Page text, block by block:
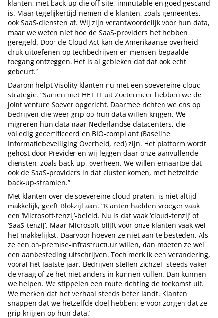
klanten, met back-up die off-site, immutable en goed gescand
is. Maar tegelijkertijd nemen die klanten, zoals gemeentes,
ook SaaS-diensten af. Wij zijn verantwoordelijk voor hun data,
maar we weten niet hoe de SaaS-providers het hebben
geregeld. Door de Cloud Act kan de Amerikaanse overheid
druk uitoefenen op techbedrijven en mensen bepaalde
toegang ontzeggen. Het is al gebleken dat dat ook echt
gebeurt.”
Daarom helpt Visolity klanten nu met een soevereine-cloud
strategie. “Samen met HET IT uit Zoetermeer hebben we de
joint venture Soever opgericht. Daarmee richten we ons op
bedrijven die weer grip op hun data willen krijgen. We
migreren hun data naar Nederlandse datacenters, die
volledig gecertificeerd en BIO-compliant (Baseline
Informatiebeveiliging Overheid, red) zijn. Het platform wordt
gehost door Previder en wij leggen daar onze aanvullende
diensten, zoals back-up, overheen. We willen ernaartoe dat
ook de SaaS-providers in dat cluster komen, met hetzelfde
back-up-stramien.”
Met klanten over de soevereine cloud praten, is niet altijd
makkelijk, geeft Blokzijl aan. “Klanten hadden vroeger vaak
een ‘Microsoft-tenzij’-beleid. Nu is dat vaak ‘cloud-tenzij’ of
‘SaaS-tenzij’. Maar Microsoft blijft voor onze klanten vaak wel
het makkelijkst. Daarvoor hoeven ze niet aan te besteden. Als
ze een on-premise-infrastructuur willen, dan moeten ze wel
een aanbesteding uitschrijven. Toch merk ik een verandering,
vooral het laatste jaar. Bedrijven stellen zichzelf steeds vaker
de vraag of ze het niet anders in kunnen vullen. Dan kunnen
we helpen. We stippelen een route richting de toekomst uit.
We merken dat het verhaal steeds beter landt. Klanten
snappen dat we hetzelfde doel hebben: ervoor zorgen dat ze
grip krijgen op hun data.”